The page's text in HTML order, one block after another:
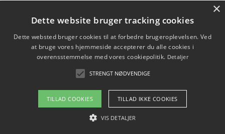
Sådan rydder du effektivt op efter et stort event
Copyright 2026 - Pilanto Aps
Om / kontakt
Blog Betingelser
×
Dette website bruger tracking cookies
Dette websted bruger cookies til at forbedre brugeroplevelsen. Ved
at bruge vores hjemmeside accepterer du alle cookies i
overensstemmelse med vores cookiepolitik. Detaljer
STRENGT NØDVENDIGE
TILLAD COOKIES TILLAD IKKE COOKIES
VIS DETALJER